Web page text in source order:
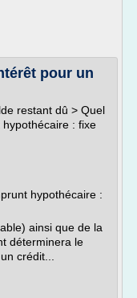
pour un
restant dû > Quel
: fixe
hypothécaire :
ainsi que de la
déterminera le
crédit...